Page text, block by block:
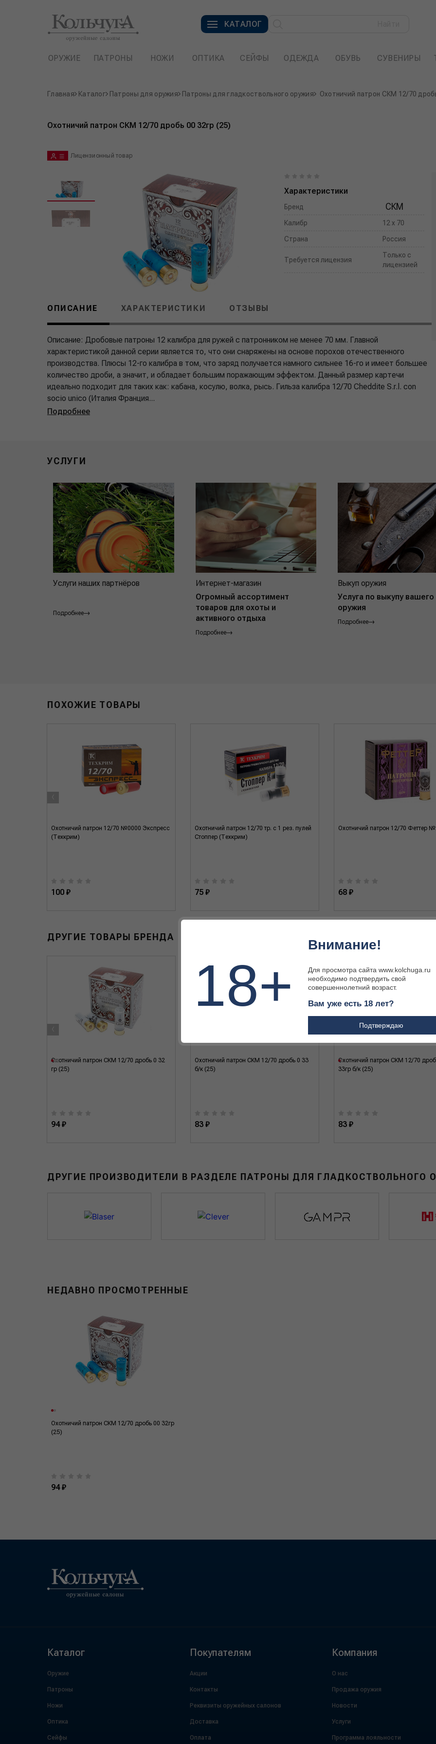
КАТАЛОГ
ОРУЖИЕ ПАТРОНЫ НОЖИ ОПТИКА СЕЙФЫ ОДЕЖДА ОБУВЬ СУВЕНИРЫ
Главная Каталог Патроны для оружия Патроны для гладкоствольного оружия Охотничий патрон СКМ 12/70
Охотничий патрон СКМ 12/70 дробь 00 32гр (25)
Лицензионный товар
Характеристики
Бренд СКМ
Калибр 12 x 70
Страна Россия
Требуется лицензия
Только с
лицензией
ОПИСАНИЕ ХАРАКТЕРИСТИКИ ОТЗЫВЫ
Описание: Дробовые патроны 12 калибра для ружей с патронником не менее 70 мм. Главной
характеристикой данной серии является то, что они снаряжены на основе порохов отечественного
производства. Плюсы 12-го калибра в том, что заряд получается намного сильнее 16-го и имеет большее
количество дроби, а значит, и обладает большим поражающим эффектом. Данный размер картечи
идеально подходит для таких как: кабана, косулю, волка, рысь. Гильза калибра 12/70 Cheddite S.r.l. con
socio unico (Италия Франция...
Подробнее
УСЛУГИ
Услуги наших партнёров
Подробнее
Интернет-магазин
Огромный ассортимент
товаров для охоты и
активного отдыха
Подробнее
Выкуп оружия
Услуга по выкупу вашего
оружия
Подробнее
ПОХОЖИЕ ТОВАРЫ
Охотничий патрон 12/70 №0000 Экспресс
(Техкрим)
100 ₽
Охотничий патрон 12/70 тр. с 1 рез. пулей
Стоппер (Техкрим)
75 ₽
Охотничий патрон 12/70 Феттер
68 ₽
‹
ДРУГИЕ ТОВАРЫ БРЕНДА
Охотничий патрон СКМ 12/70 дробь 0 32
гр (25)
94 ₽
Охотничий патрон СКМ 12/70 дробь 0 33
б/к (25)
83 ₽
Охотничий патрон СКМ 12/70
33гр б/к (25)
83 ₽
‹
ДРУГИЕ ПРОИЗВОДИТЕЛИ В РАЗДЕЛЕ ПАТРОНЫ ДЛЯ ГЛАДКОСТВОЛЬНОГО
НЕДАВНО ПРОСМОТРЕННЫЕ
Охотничий патрон СКМ 12/70 дробь 00 32гр
(25)
94 ₽
Каталог
Оружие
Патроны
Ножи
Оптика
Сейфы
Покупателям
Акции
Контакты
Реквизиты оружейных салонов
Доставка
Оплата
Компания
О нас
Продажа оружия
Новости
Услуги
Программа лояльности
18+
Внимание!
Для просмотра сайта www.kolchuga.ru
необходимо подтвердить свой
совершеннолетний возраст.
Вам уже есть 18 лет?
Подтверждаю